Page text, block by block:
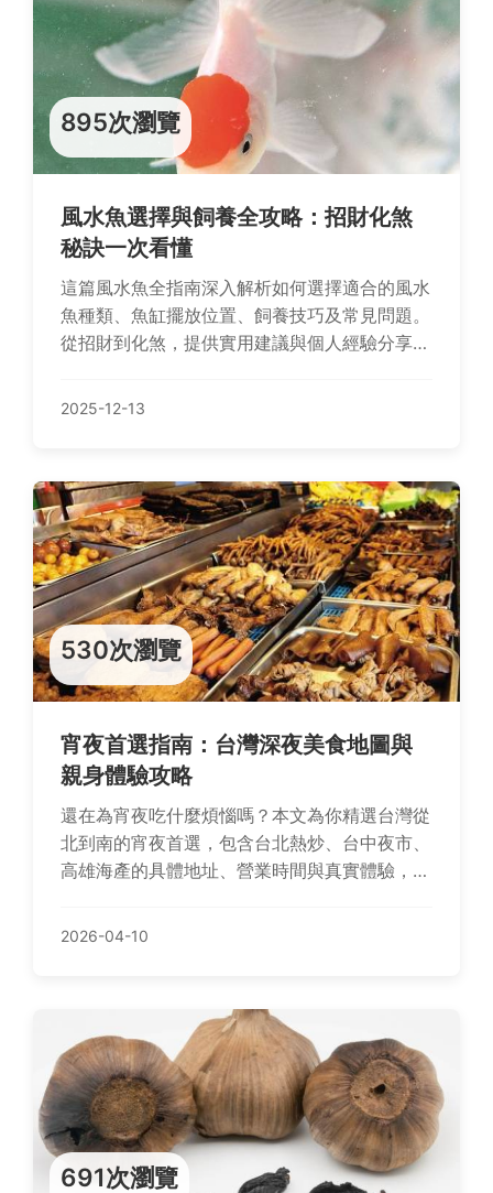
895次瀏覽
風水魚選擇與飼養全攻略：招財化煞
秘訣一次看懂
這篇風水魚全指南深入解析如何選擇適合的風水
魚種類、魚缸擺放位置、飼養技巧及常見問題。
從招財到化煞，提供實用建議與個人經驗分享，
價格、飼養成本及風水原理，解決所有疑問。
2025-12-13
530次瀏覽
宵夜首選指南：台灣深夜美食地圖與
親身體驗攻略
還在為宵夜吃什麼煩惱嗎？本文為你精選台灣從
北到南的宵夜首選，包含台北熱炒、台中夜市、
高雄海產的具體地址、營業時間與真實體驗，解
2026-04-10
691次瀏覽